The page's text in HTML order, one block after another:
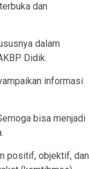
dan
dalam
Didik.
informasi
bisa menjadi
positif, objektif, dan